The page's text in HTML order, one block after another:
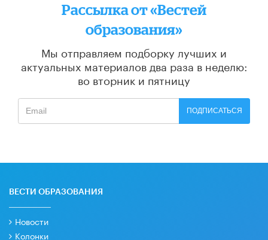
Рассылка от «Вестей
образования»
Мы отправляем подборку лучших и
актуальных материалов два раза в неделю:
во вторник и пятницу
ПОДПИСАТЬСЯ
ВЕСТИ ОБРАЗОВАНИЯ
Новости
Колонки